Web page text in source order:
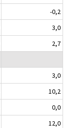
-0,2
3,0
2,7
3,0
10,2
0,0
12,0